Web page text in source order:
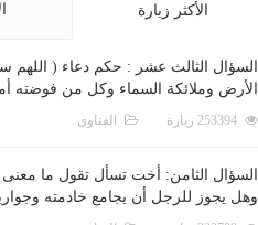
الأكثر زيارة
السؤال الثالث عشر : حكم دعاء ( اللهم
الأرض وملائكة السماء وكل من فوضته
الفتاوى
السؤال الثامن: أخت تسأل تقول ما معنى
وهل يجوز للرجل أن يجامع خادمته